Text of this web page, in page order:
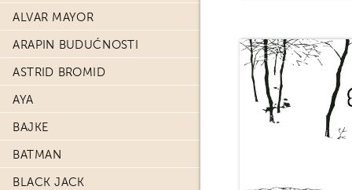
ALVAR MAYOR
ARAPIN BUDUĆNOSTI
ASTRID BROMID
AYA
BAJKE
BATMAN
BLACK JACK